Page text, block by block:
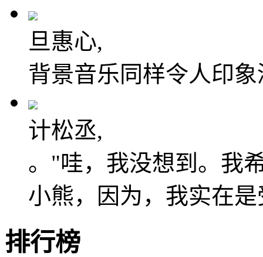
旦惠心,
背景音乐同样令人印
计松丞,
。"哇，我没想到。我
小熊，因为，我实在
排行榜